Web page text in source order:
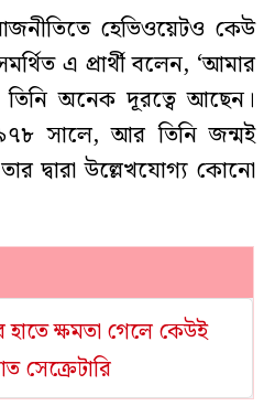
হেভিওয়েটও কেউ
এ প্রার্থী বলেন, ‘আমার
অনেক দূরত্বে আছেন।
সালে, আর তিনি জন্মই
দ্বারা উল্লেখযোগ্য কোনো
ক্ষমতা গেলে কেউই
সেক্রেটারি